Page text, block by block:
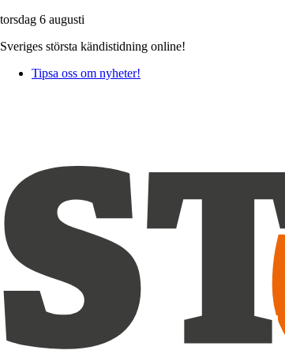
torsdag 6 augusti
Sveriges största kändistidning online!
Tipsa oss om nyheter!